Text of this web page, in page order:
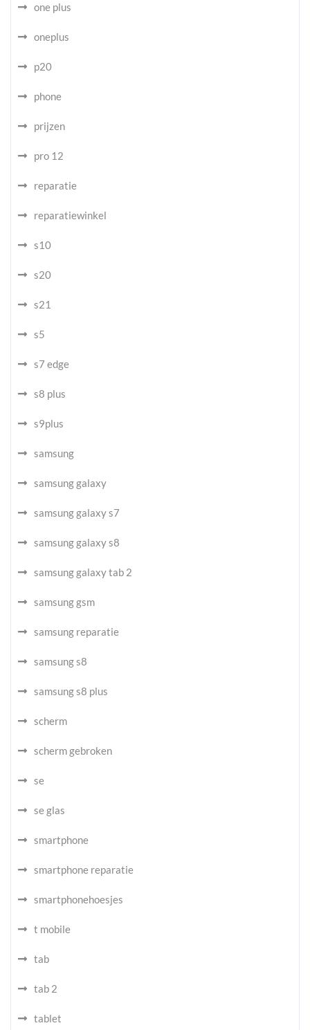
one plus
oneplus
p20
phone
prijzen
pro 12
reparatie
reparatiewinkel
s10
s20
s21
s5
s7 edge
s8 plus
s9plus
samsung
samsung galaxy
samsung galaxy s7
samsung galaxy s8
samsung galaxy tab 2
samsung gsm
samsung reparatie
samsung s8
samsung s8 plus
scherm
scherm gebroken
se
se glas
smartphone
smartphone reparatie
smartphonehoesjes
t mobile
tab
tab 2
tablet